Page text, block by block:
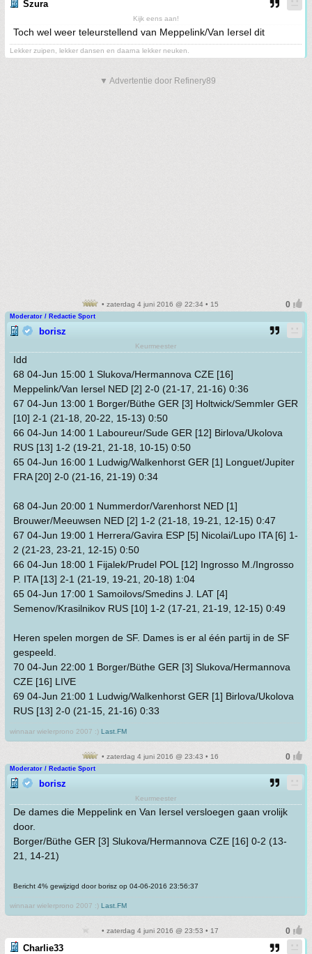
Szura
Kijk eens aan!
Toch wel weer teleurstellend van Meppelink/Van Iersel dit
Lekker zuipen, lekker dansen en daarna lekker neuken.
▼ Advertentie door Refinery89
• zaterdag 4 juni 2016 @ 22:34 • 15
Moderator / Redactie Sport
borisz
Keurmeester
Idd
68 04-Jun 15:00 1 Slukova/Hermannova CZE [16]
Meppelink/Van Iersel NED [2] 2-0 (21-17, 21-16) 0:36
67 04-Jun 13:00 1 Borger/Büthe GER [3] Holtwick/Semmler GER
[10] 2-1 (21-18, 20-22, 15-13) 0:50
66 04-Jun 14:00 1 Laboureur/Sude GER [12] Birlova/Ukolova
RUS [13] 1-2 (19-21, 21-18, 10-15) 0:50
65 04-Jun 16:00 1 Ludwig/Walkenhorst GER [1] Longuet/Jupiter
FRA [20] 2-0 (21-16, 21-19) 0:34
68 04-Jun 20:00 1 Nummerdor/Varenhorst NED [1]
Brouwer/Meeuwsen NED [2] 1-2 (21-18, 19-21, 12-15) 0:47
67 04-Jun 19:00 1 Herrera/Gavira ESP [5] Nicolai/Lupo ITA [6] 1-
2 (21-23, 23-21, 12-15) 0:50
66 04-Jun 18:00 1 Fijalek/Prudel POL [12] Ingrosso M./Ingrosso
P. ITA [13] 2-1 (21-19, 19-21, 20-18) 1:04
65 04-Jun 17:00 1 Samoilovs/Smedins J. LAT [4]
Semenov/Krasilnikov RUS [10] 1-2 (17-21, 21-19, 12-15) 0:49
Heren spelen morgen de SF. Dames is er al één partij in de SF
gespeeld.
70 04-Jun 22:00 1 Borger/Büthe GER [3] Slukova/Hermannova
CZE [16] LIVE
69 04-Jun 21:00 1 Ludwig/Walkenhorst GER [1] Birlova/Ukolova
RUS [13] 2-0 (21-15, 21-16) 0:33
winnaar wielerprono 2007 :) Last.FM
• zaterdag 4 juni 2016 @ 23:43 • 16
Moderator / Redactie Sport
borisz
Keurmeester
De dames die Meppelink en Van Iersel versloegen gaan vrolijk
door.
Borger/Büthe GER [3] Slukova/Hermannova CZE [16] 0-2 (13-
21, 14-21)
Bericht 4% gewijzigd door borisz op 04-06-2016 23:56:37
winnaar wielerprono 2007 :) Last.FM
• zaterdag 4 juni 2016 @ 23:53 • 17
Charlie33